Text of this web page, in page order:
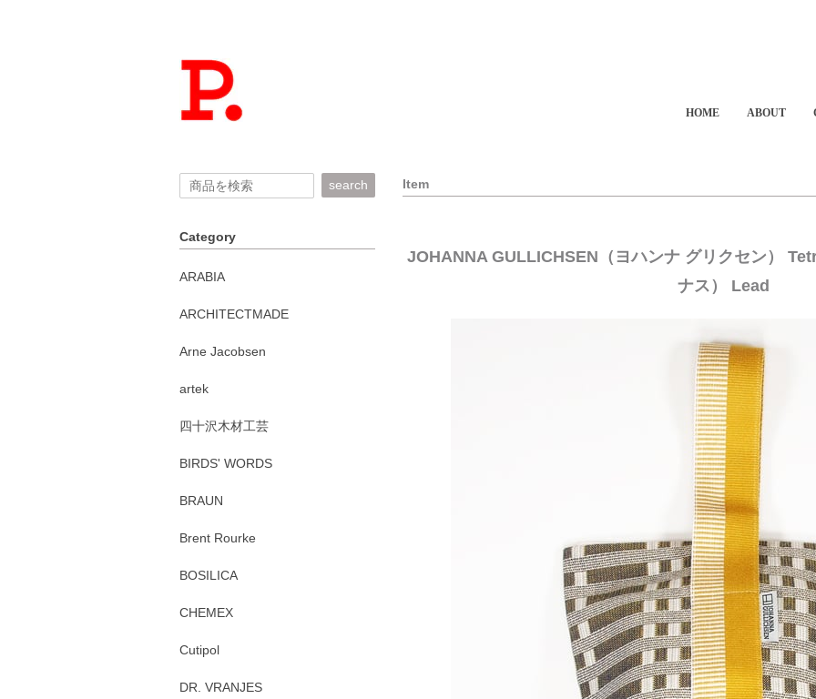
HOME ABOUT
Item
JOHANNA GULLICHSEN（ヨハンナ グリクセン）
ナス） Lead
search
Category
ARABIA
ARCHITECTMADE
Arne Jacobsen
artek
四十沢木材工芸
BIRDS' WORDS
BRAUN
Brent Rourke
BOSILICA
CHEMEX
Cutipol
DR. VRANJES